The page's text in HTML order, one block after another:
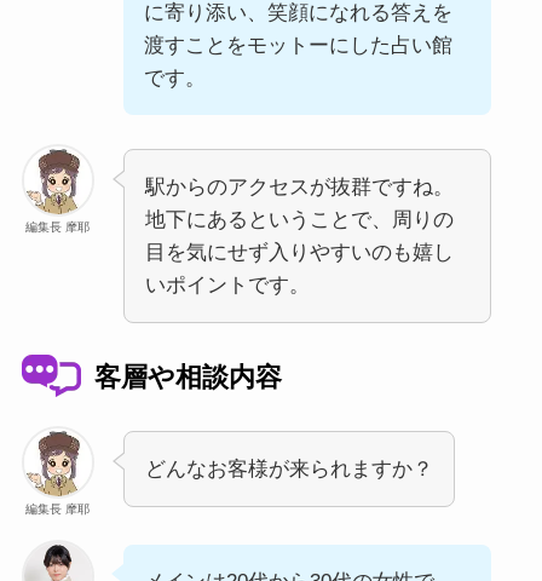
に寄り添い、笑顔になれる答えを
渡すことをモットーにした占い館
です。
編集長 摩耶
駅からのアクセスが抜群ですね。
地下にあるということで、周りの
目を気にせず入りやすいのも嬉し
いポイントです。
客層や相談内容
編集長 摩耶
どんなお客様が来られますか？